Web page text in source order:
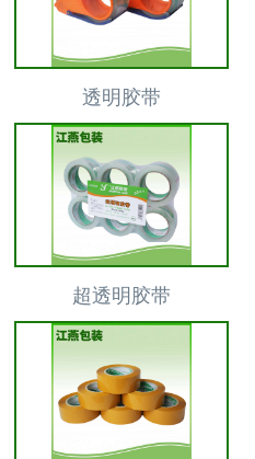
透明胶带
超透明胶带